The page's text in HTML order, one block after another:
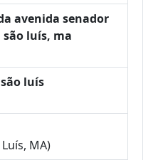
avenida senador
luís, ma
luís
MA)